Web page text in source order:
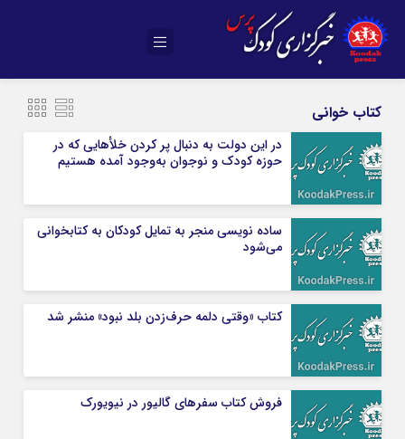
کتاب خوانی
در این دولت به دنبال پر کردن خلأهایی که در
حوزه کودک و نوجوان به‌وجود آمده هستیم
ساده نویسی منجر به تمایل کودکان به کتابخوانی
می‌شود
کتاب «وقتی دلمه حرف‌زدن بلد نبود» منشر شد
فروش کتاب سفرهای گالیور در نیویورک